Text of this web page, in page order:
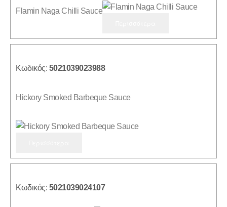
Flamin Naga Chilli Sauce
Κωδικός: 5021039023988
Hickory Smoked Barbeque Sauce
Κωδικός: 5021039024107